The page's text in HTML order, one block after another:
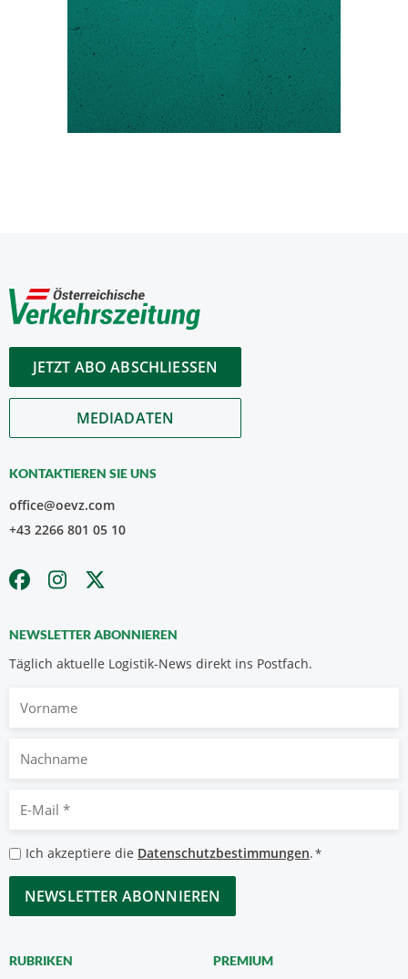
JETZT ABO ABSCHLIESSEN
MEDIADATEN
KONTAKTIEREN SIE UNS
office@oevz.com
+43 2266 801 05 10
NEWSLETTER ABONNIEREN
Täglich aktuelle Logistik-News direkt ins Postfach.
Nachname
Mail
*
Datenschutzbestimmungen
*
Ich akzeptiere die Datenschutzbestimmungen.*
CAPTCHA
RUBRIKEN PREMIUM